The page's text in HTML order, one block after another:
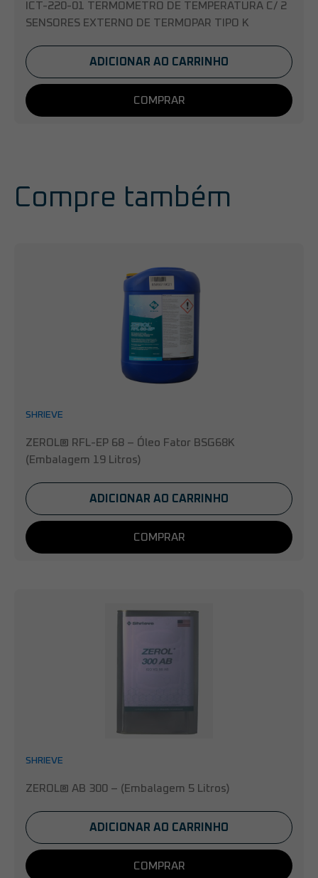
ICT-220-01 TERMOMETRO DE TEMPERATURA C/ 2
SENSORES EXTERNO DE TERMOPAR TIPO K
ADICIONAR AO CARRINHO
COMPRAR
Compre também
SHRIEVE
ZEROL® RFL-EP 68 – Óleo Fator BSG68K
(Embalagem 19 Litros)
ADICIONAR AO CARRINHO
COMPRAR
SHRIEVE
ZEROL® AB 300 – (Embalagem 5 Litros)
ADICIONAR AO CARRINHO
COMPRAR